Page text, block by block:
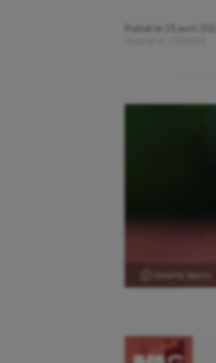
Publié le
15 avril 2016
Ⓒ Gazette Sports